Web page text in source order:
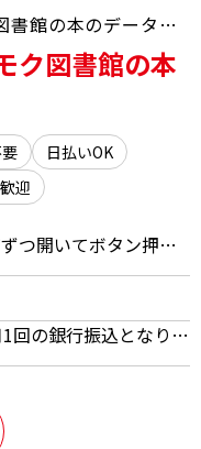
＼電話なし！モクモク作業好きにはたまらない！／ ・毎年人気の大規模図書館の本のデータ化！ ・完全週休二日制＆残業なしでタイパ抜群！ ・若手～主婦（夫）、ミドル層まで幅広く活躍中！
ク図書館の本
日払いOK
迎
図書館の本・雑誌のスキャン作業 [1]本を台に置く [2]１ページずつ開いてボタン押す ★[1][2]の繰り返し＆シンプルな作業！
時給1226円 ■日払いOK（所定労働時間の80％迄） ■給与は月1回の銀行振込となりますが、「JOBPAY（ジョブペイ）」の利用で就業当日に給料相当額の一部をセブン銀行や三菱UFJ銀行、コンビニ等のATMから受け取る事が可能です！※受取タイミングは自由だから週1回や月2回などの使い方もOK！ ◎『JOBPAY』はマイページにてカード発行手続き完了後より利用可能です♪ ⇒詳しくはお仕事紹介時に担当者までご相談ください